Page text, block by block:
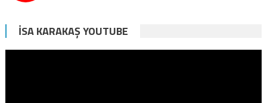
İSA KARAKAŞ YOUTUBE